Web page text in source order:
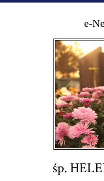
OFERTA
PORADNIK
OPINIE
KONTAKT
e-
śp.